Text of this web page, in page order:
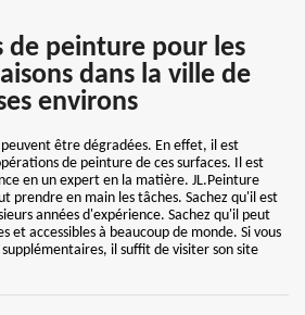
de peinture pour les
dans la ville de
environs
peuvent être dégradées. En effet, il est
de peinture de ces surfaces. Il est
en un expert en la matière. JL.Peinture
prendre en main les tâches. Sachez qu'il est
années d'expérience. Sachez qu'il peut
et accessibles à beaucoup de monde. Si vous
il suffit de visiter son site